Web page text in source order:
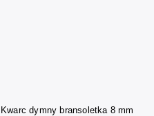
Kwarc dymny bransoletka 8 mm